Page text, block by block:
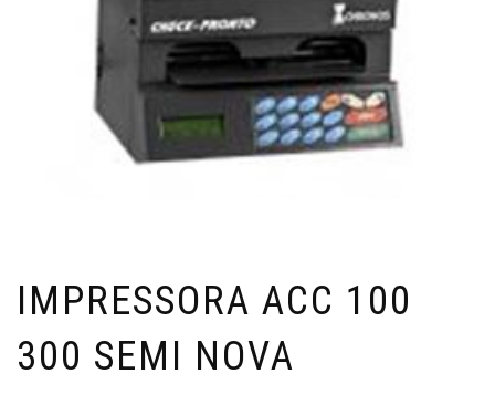
IMPRESSORA ACC 100
300 SEMI NOVA